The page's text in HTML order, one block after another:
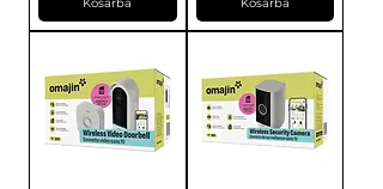
Kosárba Kosárba